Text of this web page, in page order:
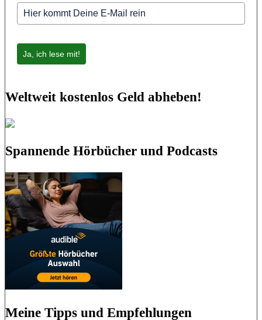
Ja, ich lese mit!
Weltweit kostenlos Geld abheben!
Spannende Hörbücher und Podcasts
Meine Tipps und Empfehlungen